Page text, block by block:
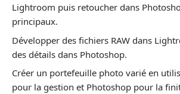
Lightroom puis retoucher dans
principaux.
Développer des fichiers RAW dans
des détails dans Photoshop.
Créer un portefeuille photo varié en
pour la gestion et Photoshop pour la